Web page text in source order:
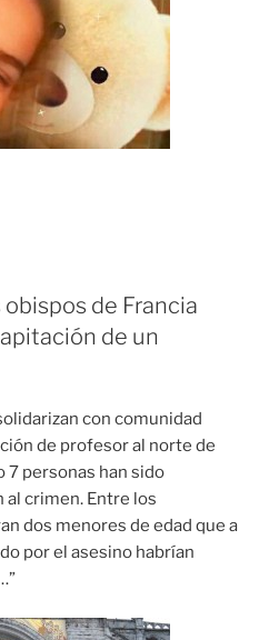
de Francia
de un
con comunidad
de profesor al norte de
7 personas han sido
al crimen. Entre los
dos menores de edad que a
por el asesino habrían